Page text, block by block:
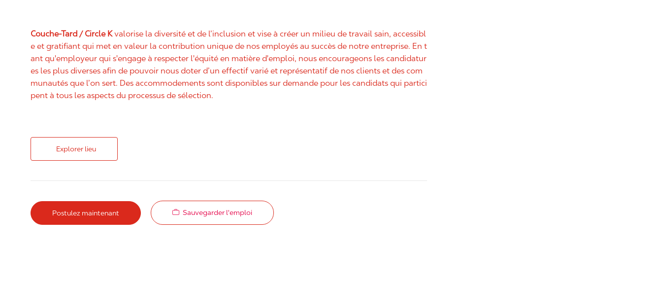
Couche-Tard / Circle Kvalorise la diversité et de l’inclusion et vise à créer un milieu de travail sain, accessibl
e et gratifiant qui met en valeur la contribution unique de nos employés au succès de notre entreprise. En t
ant qu'employeur qui s'engage à respecter l'équité en matière d'emploi, nous encourageons les candidatur
es les plus diverses afin de pouvoir nous doter d’un effectif varié et représentatif de nos clients et des com
munautés que l’on sert. Des accommodements sont disponibles sur demande pour les candidats qui partici
pent à tous les aspects du processus de sélection.
Explorer lieu
Postulez maintenant Sauvegarder l'emploi